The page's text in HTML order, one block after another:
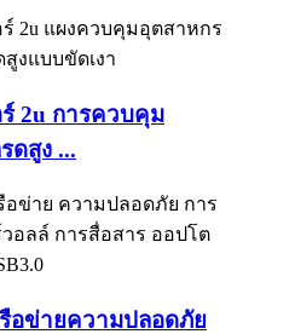
2u การควบคุม
ดสูง ...
อข่ายความปลอดภัย